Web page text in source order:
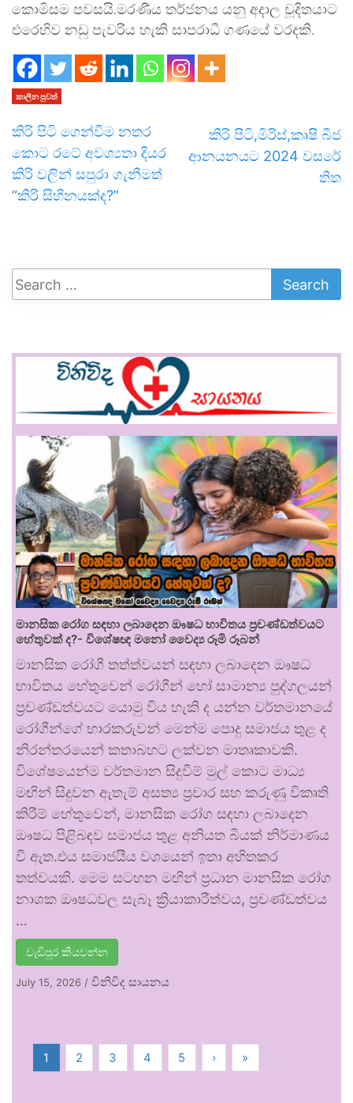
කොමිසම පවසයි.මරණීය තර්ජනය යනු අදාල චූදිතයාට
එරෙහිව නඩු පැවරිය හැකි සාපරාධී ගණයේ වරදකි.
කාලීන පුවත්
කිරි පිටි ගෙන්වීම නතර
කොට රටේ අවශ්‍යතා දියර
කිරි වලින් සපුරා ගැනීමත්
“කිරි සිහිනයක්ද?”
කිරි පිටි,මිරිස්,කෘෂි බීජ
ආනයනයට 2024 වසරේ
තිත
මානසික රෝග සඳහා ලබාදෙන ඖෂධ භාවිතය ප්‍රචණ්ඩත්වයට
හේතුවක් ද?- විශේෂඥ මනෝ වෛද්‍ය රූමි රූබන්
මානසික රෝගී තත්ත්වයන් සඳහා ලබාදෙන ඖෂධ
භාවිතය හේතුවෙන් රෝගීන් හෝ සාමාන්‍ය පුද්ගලයන්
ප්‍රචණ්ඩත්වයට යොමු විය හැකි ද යන්න වර්තමානයේ
රෝගීන්ගේ භාරකරුවන් මෙන්ම පොදු සමාජය තුළ ද
නිරන්තරයෙන් කතාබහට ලක්වන මාතෘකාවකි.
විශේෂයෙන්ම වර්තමාන සිදුවීම් මුල් කොට මාධ්‍ය
මඟින් සිදුවන ඇතැම් අසත්‍ය ප්‍රචාර සහ කරුණු විකෘති
කිරීම් හේතුවෙන්, මානසික රෝග සඳහා ලබාදෙන
ඖෂධ පිළිබඳව සමාජය තුළ අනියත බියක් නිර්මාණය
වී ඇත.එය සමාජයීය වශයෙන් ඉතා අහිතකර
තත්වයකි. මෙම සටහන මඟින් ප්‍රධාන මානසික රෝග
නාශක ඖෂධවල සැබෑ ක්‍රියාකාරීත්වය, ප්‍රචණ්ඩත්වය
…
වැඩිපුර කියවන්න
July 15, 2026 / විනිවිද සායනය
1 2 3 4 5 › »